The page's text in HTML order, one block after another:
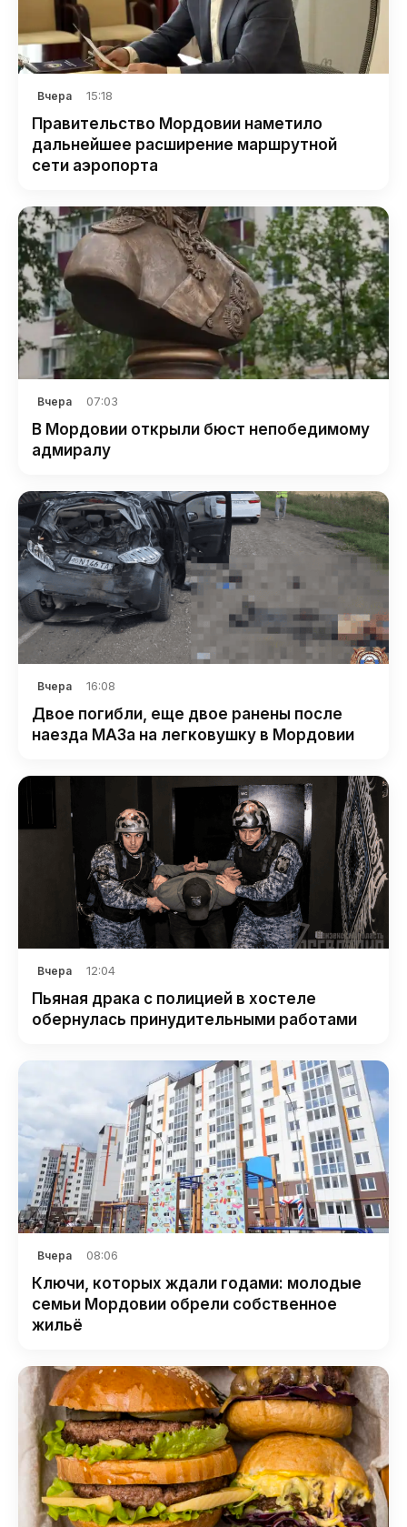
Вчера 15:18
Правительство Мордовии наметило
дальнейшее расширение маршрутной
сети аэропорта
Вчера 07:03
В Мордовии открыли бюст непобедимому
адмиралу
Вчера 16:08
Двое погибли, еще двое ранены после
наезда МАЗа на легковушку в Мордовии
Вчера 12:04
Пьяная драка с полицией в хостеле
обернулась принудительными работами
Вчера 08:06
Ключи, которых ждали годами: молодые
семьи Мордовии обрели собственное
жильё